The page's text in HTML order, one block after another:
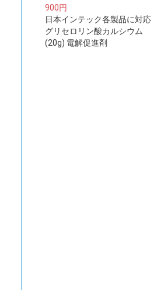
900円
日本インテック各製品に対応
グリセロリン酸カルシウム
(20g) 電解促進剤